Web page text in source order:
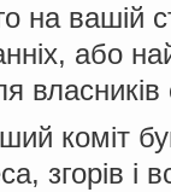
на вашій
або
власників
коміт
згорів і